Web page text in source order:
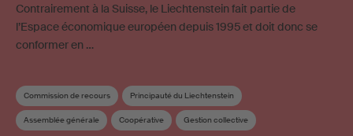
Contrairement à la Suisse, le Liechtenstein fait partie de
l’Espace économique européen depuis 1995 et doit donc se
conformer en …
Commission de recours Principauté du Liechtenstein
Assemblée générale Coopérative Gestion collective